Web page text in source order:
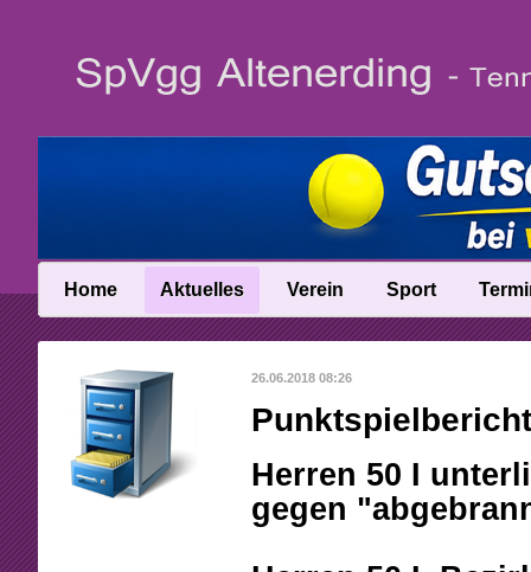
Home Aktuelles
News
News-Archiv
Verein
Vereinsinfo
Vereinschronik
Anfahrt
Abteilungsleitung
Sport
Trainer
Talentinos
Fast Learning
26.06.2018 08:26
Herren 50 I
gegen